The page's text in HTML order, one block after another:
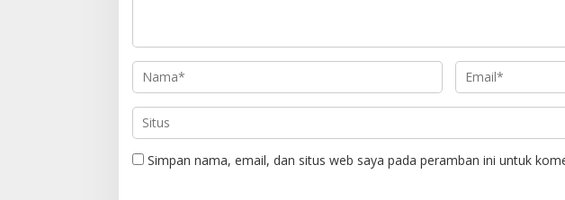
Simpan nama, email, dan situs web saya pada peramban ini untuk